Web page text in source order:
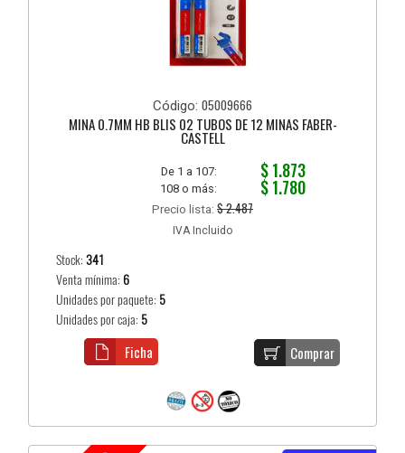
Código: 05009666
MINA 0.7MM HB BLIS 02 TUBOS DE 12 MINAS FABER-
CASTELL
De 1 a 107: $ 1.873
108 o más: $ 1.780
Precio lista: $ 2.487
IVA Incluido
Stock:341
Venta mínima: 6
Unidades por paquete: 5
Unidades por caja: 5
Comprar
Ficha